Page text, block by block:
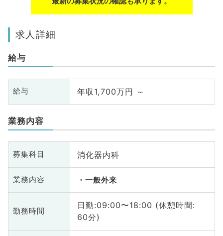
求人詳細
給与
給与 年収1,700万円 ～
業務内容
募集科目 消化器内科
業務内容 一般外来
勤務時間
日勤:09:00〜18:00 (休憩時間:
60分)